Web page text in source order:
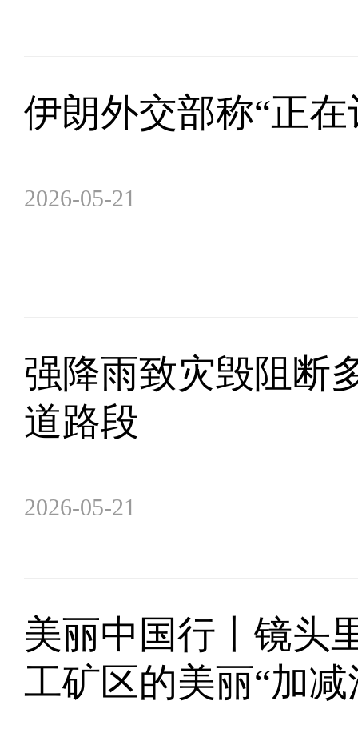
伊朗外交部称“正
2026-05-21
强降雨致灾毁阻断
道路段
2026-05-21
美丽中国行丨镜头
工矿区的美丽“加减